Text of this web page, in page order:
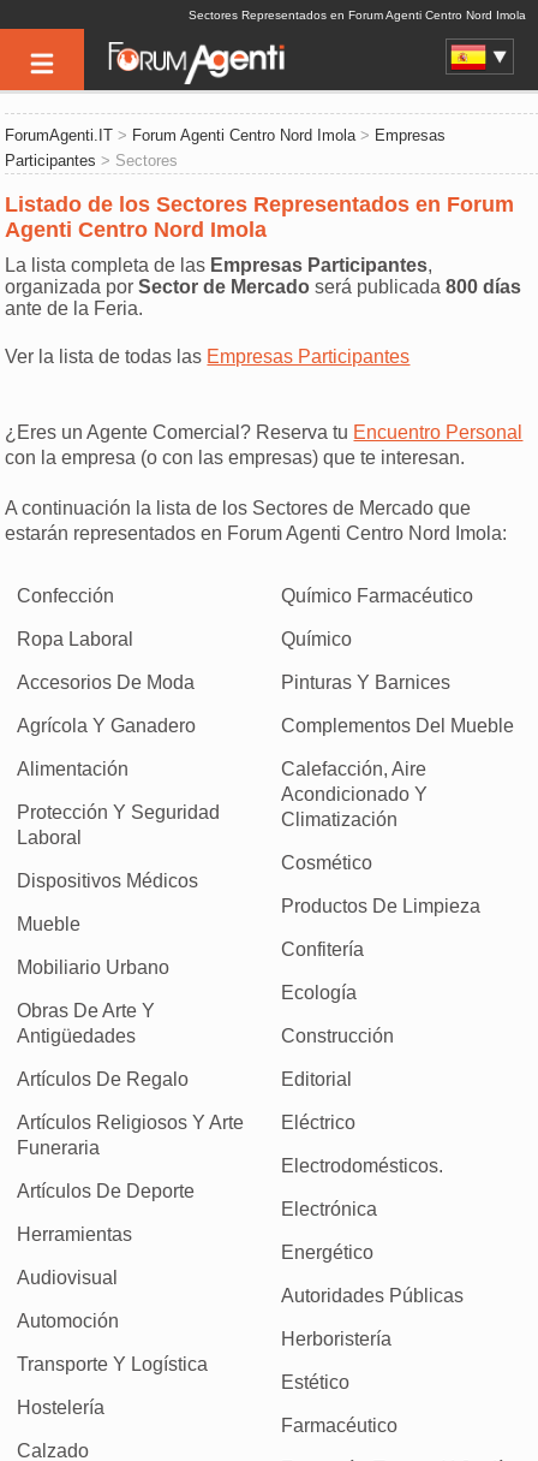
Sectores Representados en Forum Agenti Centro Nord Imola
ForumAgenti.IT > Forum Agenti Centro Nord Imola> Empresas
Participantes > Sectores
Listado de los Sectores Representados en Forum
Agenti Centro Nord Imola
La lista completa de las Empresas Participantes,
organizada porSector de Mercadoserá publicada800 días
ante de la Feria.
Ver la lista de todas las Empresas Participantes
¿Eres un Agente Comercial? Reserva tu Encuentro Personal
con la empresa (o con las empresas) que te interesan.
A continuación la lista de los Sectores de Mercado que
estarán representados en Forum Agenti Centro Nord Imola:
Confección
Ropa Laboral
Accesorios De Moda
Agrícola Y Ganadero
Alimentación
Protección Y Seguridad
Laboral
Dispositivos Médicos
Mueble
Mobiliario Urbano
Obras De Arte Y
Antigüedades
Artículos De Regalo
Artículos Religiosos Y Arte
Funeraria
Artículos De Deporte
Herramientas
Audiovisual
Automoción
Transporte Y Logística
Hostelería
Calzado
Químico Farmacéutico
Químico
Pinturas Y Barnices
Complementos Del Mueble
Calefacción, Aire
Acondicionado Y
Climatización
Cosmético
Productos De Limpieza
Confitería
Ecología
Construcción
Editorial
Eléctrico
Electrodomésticos.
Electrónica
Energético
Autoridades Públicas
Herboristería
Estético
Farmacéutico